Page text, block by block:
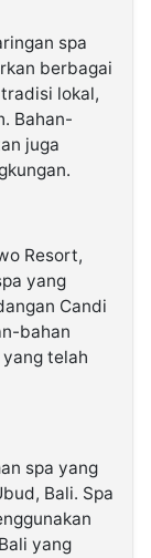
spa
berbagai
lokal,
Bahan-
juga
Resort,
yang
Candi
bahan
telah
spa yang
Bali. Spa
yang